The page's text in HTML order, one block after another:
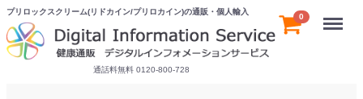
プリロックスクリーム(リドカイン/プリロカイン)の通販・個人輸入
通話料無料 0120-800-728
0 Menu